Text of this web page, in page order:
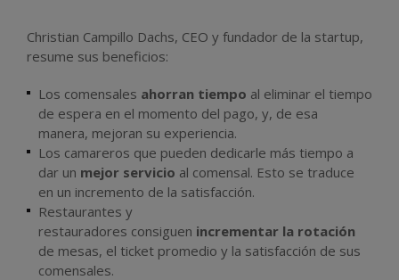
Christian Campillo Dachs, CEO y fundador de la startup,
resume sus beneficios:
Los comensales ahorran tiempo al eliminar el tiempo
de espera en el momento del pago, y, de esa
manera, mejoran su experiencia.
Los camareros que pueden dedicarle más tiempo a
dar un mejor servicio al comensal. Esto se traduce
en un incremento de la satisfacción.
Restaurantes y
restauradores consiguen incrementar la rotación
de mesas, el ticket promedio y la satisfacción de sus
comensales.